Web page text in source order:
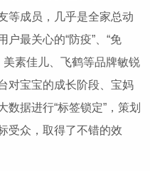
等成员，几乎是全家总动
最关心的“防疫”、“免
美素佳儿、飞鹤等品牌敏锐
对宝宝的成长阶段、宝妈
据进行“标签锁定”，策划
受众，取得了不错的效